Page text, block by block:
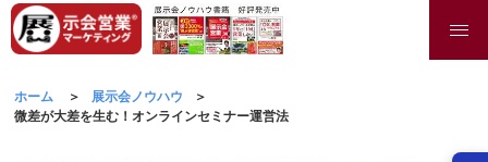
ホーム
展示会ノウハウ
微差が大差を生む！オンラインセミナー運営法